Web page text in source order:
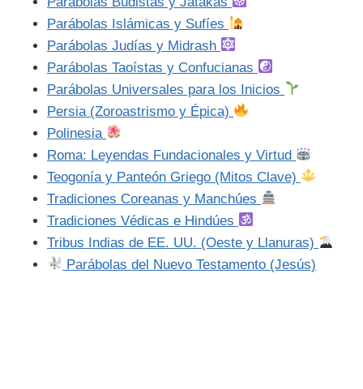
Parábolas Islámicas y Sufíes
Parábolas Judías y Midrash
Parábolas Taoístas y Confucianas
Parábolas Universales para los Inicios
Persia (Zoroastrismo y Épica)
Polinesia
Roma: Leyendas Fundacionales y Virtud
Teogonía y Panteón Griego (Mitos Clave)
Tradiciones Coreanas y Manchúes
Tradiciones Védicas e Hindúes
Tribus Indias de EE. UU. (Oeste y Llanuras)
Parábolas del Nuevo Testamento (Jesús)